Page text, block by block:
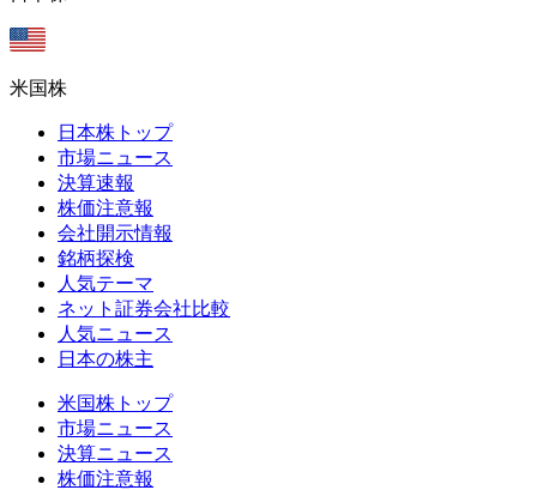
米国株
日本株トップ
市場ニュース
決算速報
株価注意報
会社開示情報
銘柄探検
人気テーマ
ネット証券会社比較
人気ニュース
日本の株主
米国株トップ
市場ニュース
決算ニュース
株価注意報